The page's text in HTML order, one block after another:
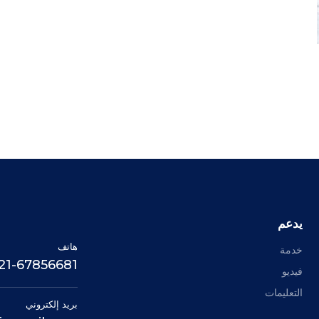
هاتف
67856681 +
بريد إلكتروني
يدعم
خدمة
فيديو
التعليمات